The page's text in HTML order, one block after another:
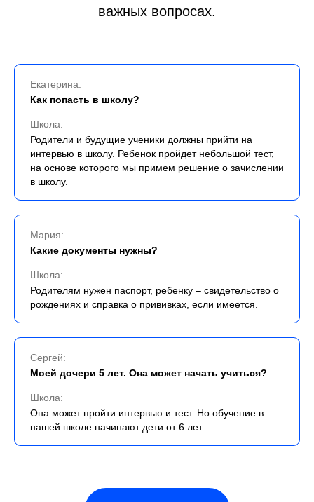
важных вопросах.
Екатерина:
Как попасть в школу?
Школа:
Родители и будущие ученики должны прийти на
интервью в школу. Ребенок пройдет небольшой тест,
на основе которого мы примем решение о зачислении
в школу.
Мария:
Какие документы нужны?
Школа:
Родителям нужен паспорт, ребенку – свидетельство о
рождениях и справка о прививках, если имеется.
Сергей:
Моей дочери 5 лет. Она может начать учиться?
Школа:
Она может пройти интервью и тест. Но обучение в
нашей школе начинают дети от 6 лет.